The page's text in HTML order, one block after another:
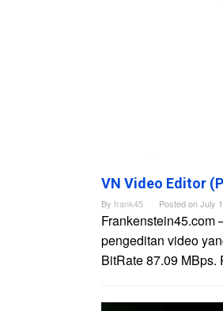
VN Video Editor
By frank45 Posted onJuly
Frankenstein45.com
pengeditan video
BitRate 87.09